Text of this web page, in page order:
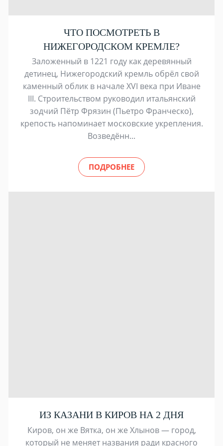
ЧТО ПОСМОТРЕТЬ В
НИЖЕГОРОДСКОМ КРЕМЛЕ?
Заложенный в 1221 году как деревянный
детинец, Нижегородский кремль обрёл свой
каменный облик в начале XVI века при Иване
III. Строительством руководил итальянский
зодчий Пётр Фрязин (Пьетро Франческо),
крепость напоминает московские укрепления.
Возведённ...
ПОДРОБНЕЕ
ИЗ КАЗАНИ В КИРОВ НА 2 ДНЯ
Киров, он же Вятка, он же Хлынов — город,
который не меняет названия ради красного